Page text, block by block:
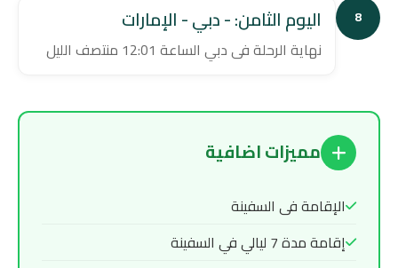
8 اليوم الثامن: - دبي - الإمارات
نهاية الرحلة فى دبي الساعة 12:01 منتصف الليل
مميزات اضافية
الإقامة فى السفينة
إقامة مدة 7 ليالي في السفينة